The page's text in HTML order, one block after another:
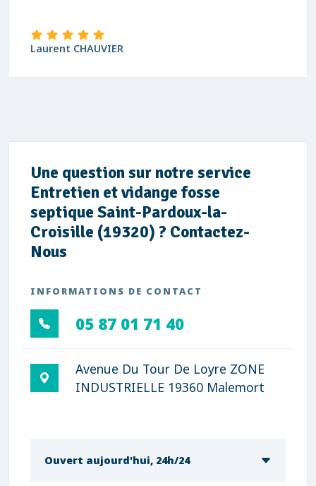
Laurent CHAUVIER
Une question sur notre service
Entretien et vidange fosse
septique Saint-Pardoux-la-
Croisille (19320) ? Contactez-
Nous
INFORMATIONS DE CONTACT
05 87 01 71 40
Avenue Du Tour De Loyre ZONE
INDUSTRIELLE 19360 Malemort
Ouvert aujourd'hui, 24h/24